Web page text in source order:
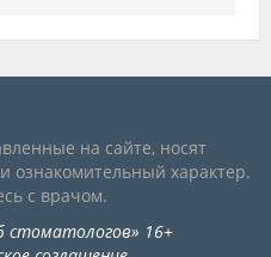
на сайте, носят
ознакомительный характер.
с врачом.
стоматологов» 16+